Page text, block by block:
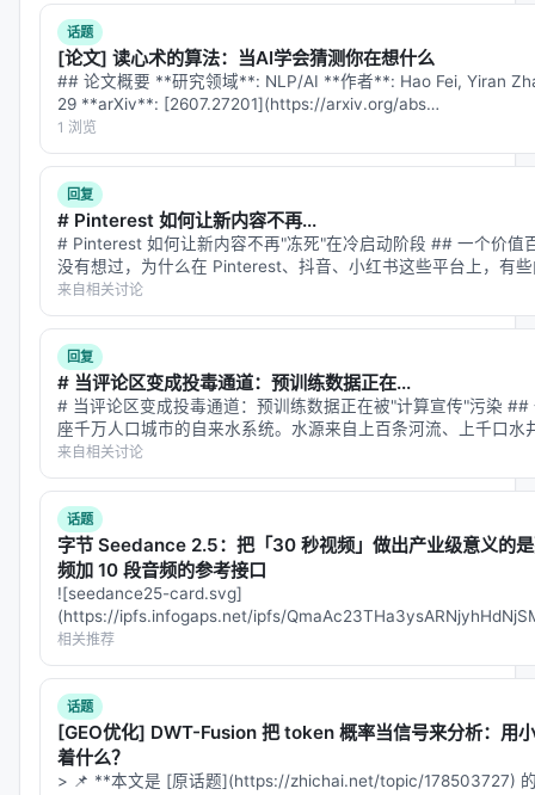
1. 体态轻盈
内存占用（在 64 帧时）暴降至十二分之一。帧数越
长，它省下的内存越夸张。 3.身手如电：推理速度高
达300 FPS。人眼看视频不过 24 帧，它看视频比人
快了十倍有余！
它就像是视频 AI 界的一间“单身公寓”，虽无雕梁画
栋，却将坪效用到了极致，哪怕是戴在头上的轻量级
AR 眼镜，也能让它流畅跑起来。
---
🎭四、结语：告别算力霸权，回归几何之美
诸位，TRecViT 的面世，恰似一记清脆的耳光，打醒
了那些只知疯狂堆叠 GPU 算力的“力霸王”。
它告诉世人，在浩瀚的视频数据海中，蛮力终有尽
头，唯有顺应时间的因果之流，用优雅的数学结构
（如 LRU）去化解计算的拥堵，方为上策。这不仅仅
是一次性能的飞跃，更是 AI 架构设计向“几何与物理
之美”的回归。
---
📚参考文献与论文信息
核心论文：
标题：TRecViT: A Recurrent Video Transformer
话题
[论文] 读心术的算法：当AI学会猜测你在想什么
## 论文概要 **研究领域**: NLP/AI **作者**: Hao Fei, Yiran
29 **arXiv**: [2607.27201](https://arxiv.org/abs…
1 浏览
回复
# Pinterest 如何让新内容不再...
# Pinterest 如何让新内容不再"冻死"在冷启动阶段 ## 一个价值
没有想过，为什么在 Pinterest、抖音、小红书这些平台上，有
却石沉大海？ 答案藏在一个叫"冷启动问…
来自相关讨论
回复
# 当评论区变成投毒通道：预训练数据正在...
# 当评论区变成投毒通道：预训练数据正在被"计算宣传"污染
座千万人口城市的自来水系统。水源来自上百条河流、上千口水
库。你不可能逐滴化验每一滴水——你只能依赖过滤厂、水质检
来自相关讨论
话题
字节 Seedance 2.5：把「30 秒视频」做出产业级意义的
频加 10 段音频的参考接口
![seedance25-card.svg]
(https://ipfs.infogaps.net/ipfs/
filename=seedance2…
相关推荐
话题
[GEO优化] DWT-Fusion 把 token 概率当信号来分析：用
着什么？
> 📌 **本文是 [原话题](https://zhichai.net/topic/178503727)